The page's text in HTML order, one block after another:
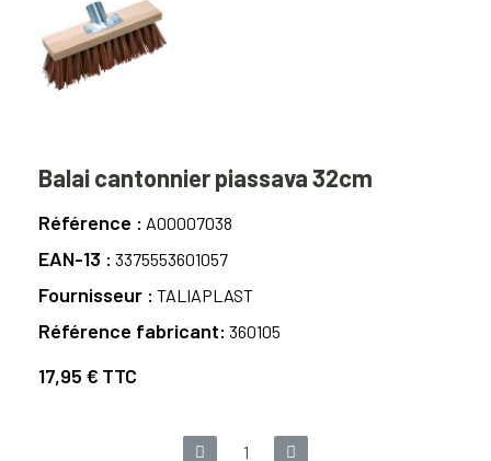
Balai cantonnier piassava 32cm
Référence A00007038
EAN-13 3375553601057
Fournisseur TALIAPLAST
Référence fabricant 360105
17,95 € TTC